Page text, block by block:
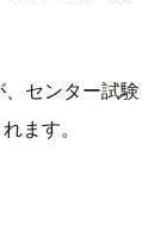
センター試験
ます。